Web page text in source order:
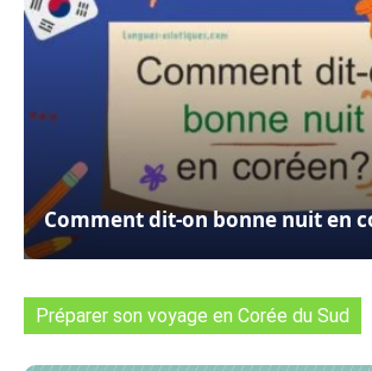
Comment dit-on bonne nuit en
Préparer son voyage en Corée du Sud